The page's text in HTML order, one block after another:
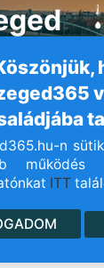
n
működés
ITT
℃ 40 ℃
ked